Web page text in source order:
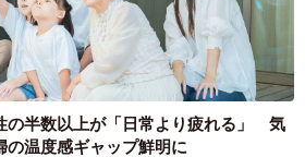
の半数以上が「日常より疲れる」 気
温度感ギャップ鮮明に